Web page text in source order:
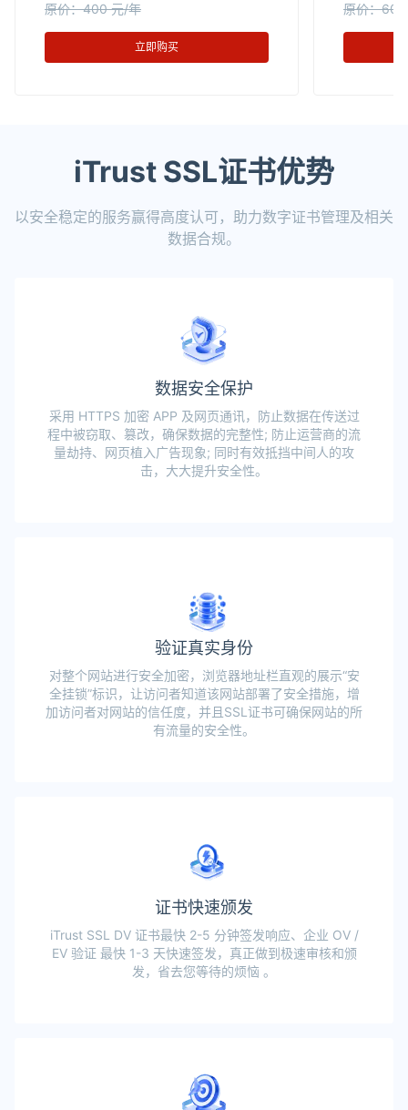
原价：400 元/年
立即购买
原价：
iTrust SSL证书优势
以安全稳定的服务赢得高度认可，助力数字证书管理及相关
数据合规。
数据安全保护
采用 HTTPS 加密 APP 及网页通讯，防止数据在传送过
程中被窃取、篡改，确保数据的完整性; 防止运营商的流
量劫持、网页植入广告现象; 同时有效抵挡中间人的攻
击，大大提升安全性。
验证真实身份
对整个网站进行安全加密，浏览器地址栏直观的展示“安
全挂锁”标识，让访问者知道该网站部署了安全措施，增
加访问者对网站的信任度，并且SSL证书可确保网站的所
有流量的安全性。
证书快速颁发
iTrust SSL DV 证书最快 2-5 分钟签发响应、企业 OV /
EV 验证 最快 1-3 天快速签发，真正做到极速审核和颁
发，省去您等待的烦恼 。